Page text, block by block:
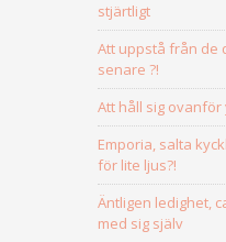
stjärtligt
Att uppstå från de
senare ?!
Att håll sig ovanför
Emporia, salta
för lite ljus?!
Äntligen ledighet,
med sig själv